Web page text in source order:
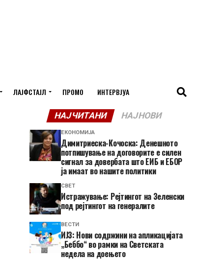
ЛАЈФСТАЈЛ ПРОМО ИНТЕРВЈУА
НАЈЧИТАНИ НАЈНОВИ
ЕКОНОМИЈА
Димитриеска-Кочоска: Денешното
потпишување на договорите е силен
сигнал за довербата што ЕИБ и ЕБОР
ја имаат во нашите политики
СВЕТ
Истражување: Рејтингот на Зеленски
под рејтингот на генералите
ВЕСТИ
ИЈЗ: Нови содржини на апликацијата
„Беббо“ во рамки на Светската
недела на доењето